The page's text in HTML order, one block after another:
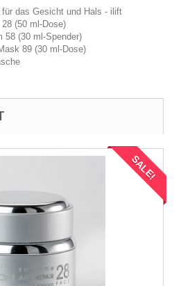
das Gesicht und Hals - ilift
(50 ml-Dose)
58 (30 ml-Spender)
89 (30 ml-Dose)
SALE!